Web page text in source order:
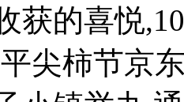
获的喜悦
尖柿节京